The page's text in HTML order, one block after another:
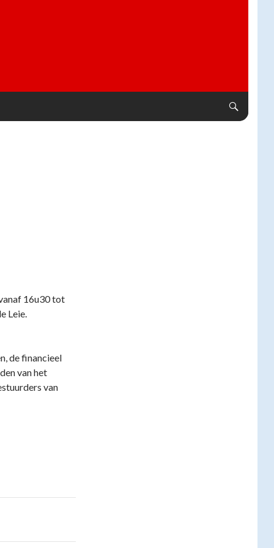
16u30 tot
Leie.
de financieel
van het
van